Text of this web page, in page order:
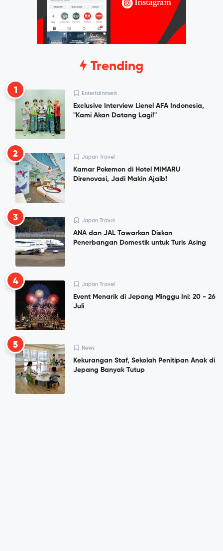
Trending
1 Entertainment
Exclusive Interview Lienel AFA Indonesia,
"Kami Akan Datang Lagi!"
2 Japan Travel
Kamar Pokemon di Hotel MIMARU
Direnovasi, Jadi Makin Ajaib!
3 Japan Travel
ANA dan JAL Tawarkan Diskon
Penerbangan Domestik untuk Turis Asing
4 Japan Travel
Event Menarik di Jepang Minggu Ini: 20 - 26
Juli
5 News
Kekurangan Staf, Sekolah Penitipan Anak di
Jepang Banyak Tutup